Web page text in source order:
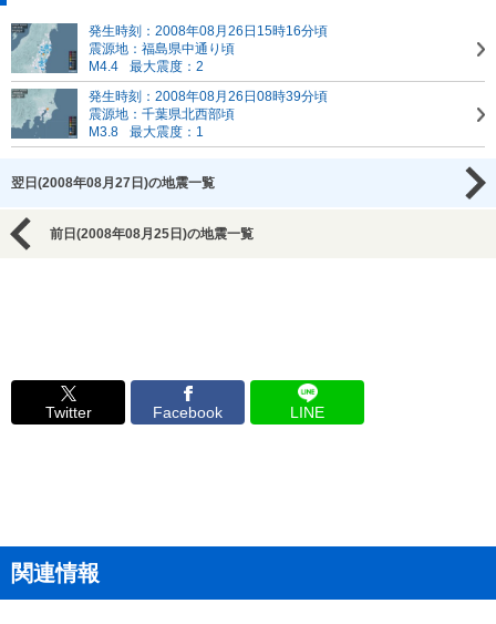
発生時刻：2008年08月26日15時16分頃
震源地：福島県中通り頃
M4.4
最大震度：2
発生時刻：2008年08月26日08時39分頃
震源地：千葉県北西部頃
M3.8
最大震度：1
翌日(2008年08月27日)の地震一覧
前日(2008年08月25日)の地震一覧
Twitter Facebook LINE
関連情報